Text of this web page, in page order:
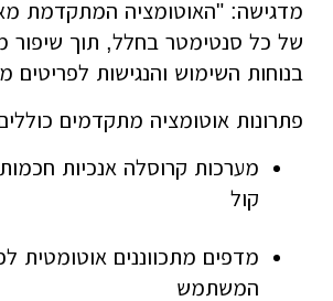
מדגישה: "האוטומציה המתקדמת
של כל סנטימטר בחלל, תוך שיפור
בנוחות השימוש והנגישות לפריטים
פתרונות אוטומציה מתקדמים
מערכות קרוסלה אנכיות
קול
מדפים מתכווננים אוטומטית
המשתמש